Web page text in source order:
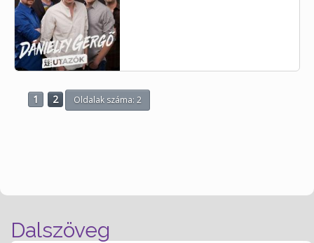
Dalszöveg
1 2 Oldalak száma: 2